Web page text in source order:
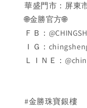
華盛門市：屏東
🌐金勝官方🌐
ＦＢ：
ＩＧ：
ＬＩＮＥ：
#金勝珠寶銀樓